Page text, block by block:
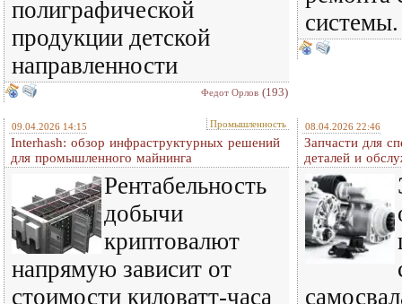
полиграфической
продукции детской
направленности
Федот Орлов (193)
системы.
09.04.2026 14:15 Промышленность
Interhash: обзор инфраструктурных решений
для промышленного майнинга
Рентабельность
добычи
криптовалют
напрямую зависит от
стоимости киловатт-часа
08.04.2026 22:46
Запчасти для
деталей и